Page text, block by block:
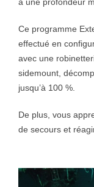
à une profondeur
Ce programme
effectué en
avec une
sidemount,
jusqu’à 100 %.
De plus, vous
de secours et